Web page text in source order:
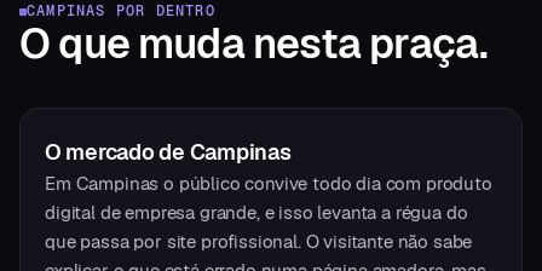
CAMPINAS POR DENTRO
O que mudanesta praça.
O mercadode Campinas
Em Campinas o público convive todo dia com produto
digital de empresa grande, e isso levanta a régua do
que passa por site profissional. O visitante não sabe